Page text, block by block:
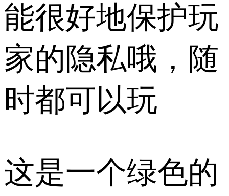
能很好地保护玩
家的隐私哦，随
时都可以玩
这是一个绿色的